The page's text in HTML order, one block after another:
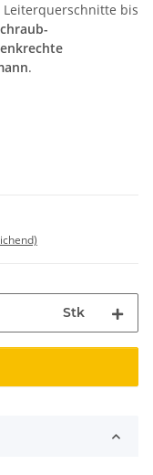
Leiterquerschnitte bis
.
Stk